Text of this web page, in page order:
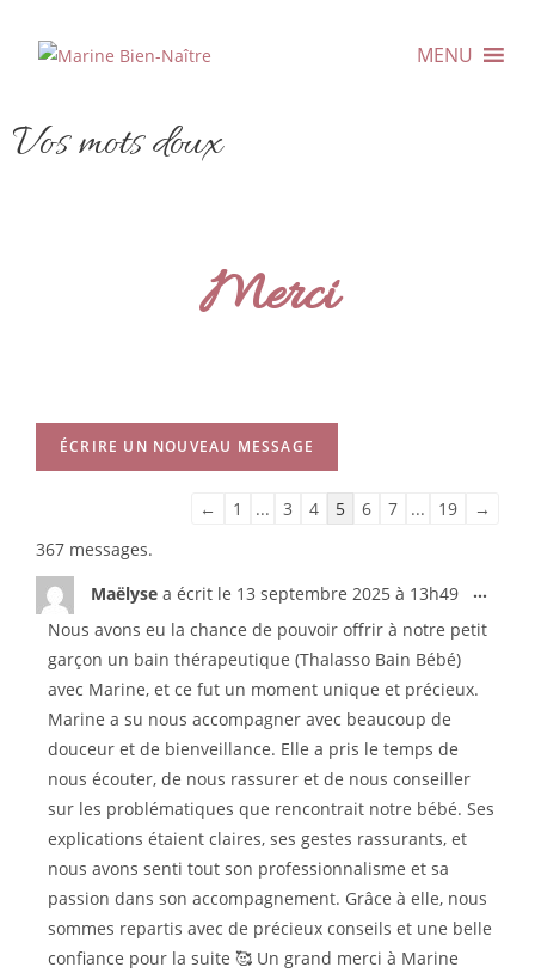
MENU
Vos mots doux
Merci
← 1 ... 3 4 5 6 7 ... 19
→
367 messages.
Maëlyse a écrit le 13 septembre 2025 à 13h49
Nous avons eu la chance de pouvoir offrir à notre petit
garçon un bain thérapeutique (Thalasso Bain Bébé)
avec Marine, et ce fut un moment unique et précieux.
Marine a su nous accompagner avec beaucoup de
douceur et de bienveillance. Elle a pris le temps de
nous écouter, de nous rassurer et de nous conseiller
sur les problématiques que rencontrait notre bébé. Ses
explications étaient claires, ses gestes rassurants, et
nous avons senti tout son professionnalisme et sa
passion dans son accompagnement. Grâce à elle, nous
sommes repartis avec de précieux conseils et une belle
confiance pour la suite 🥰 Un grand merci à Marine
...